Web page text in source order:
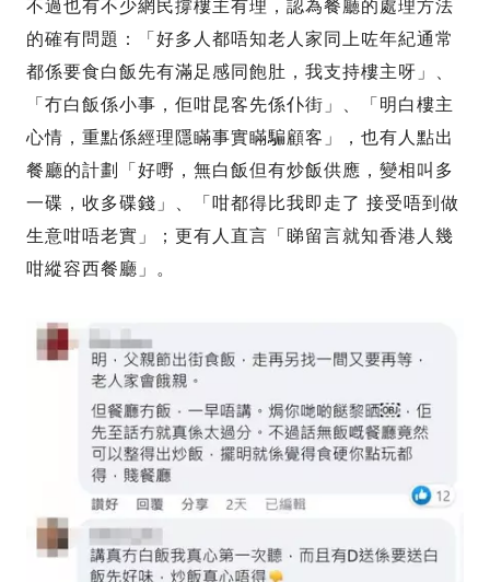
不過也有不少網民撐樓主有理，認為餐廳的處理方法
的確有問題：「好多人都唔知老人家同上咗年紀通常
都係要食白飯先有滿足感同飽肚，我支持樓主呀」、
「冇白飯係小事，佢咁昆客先係仆街」、「明白樓主
心情，重點係經理隱瞞事實瞞騙顧客」，也有人點出
餐廳的計劃「好嘢，無白飯但有炒飯供應，變相叫多
一碟，收多碟錢」、「咁都得比我即走了 接受唔到做
生意咁唔老實」；更有人直言「睇留言就知香港人幾
咁縱容西餐廳」。